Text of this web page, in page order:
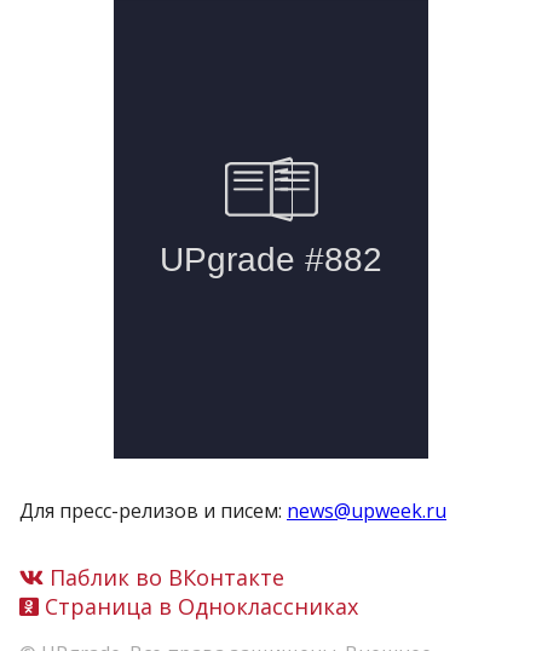
Для пресс-релизов и писем: news@upweek.ru
Паблик во ВКонтакте
Страница в Одноклассниках